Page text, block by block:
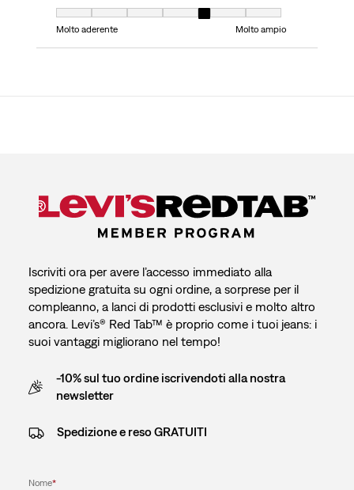
Molto aderente
Molto ampio
Iscriviti ora per avere l’accesso immediato alla
spedizione gratuita su ogni ordine, a sorprese per il
compleanno, a lanci di prodotti esclusivi e molto altro
ancora. Levi’s® Red Tab™ è proprio come i tuoi jeans: i
suoi vantaggi migliorano nel tempo!
-10% sul tuo ordine iscrivendoti alla nostra
newsletter
Spedizione e reso GRATUITI
Nome*